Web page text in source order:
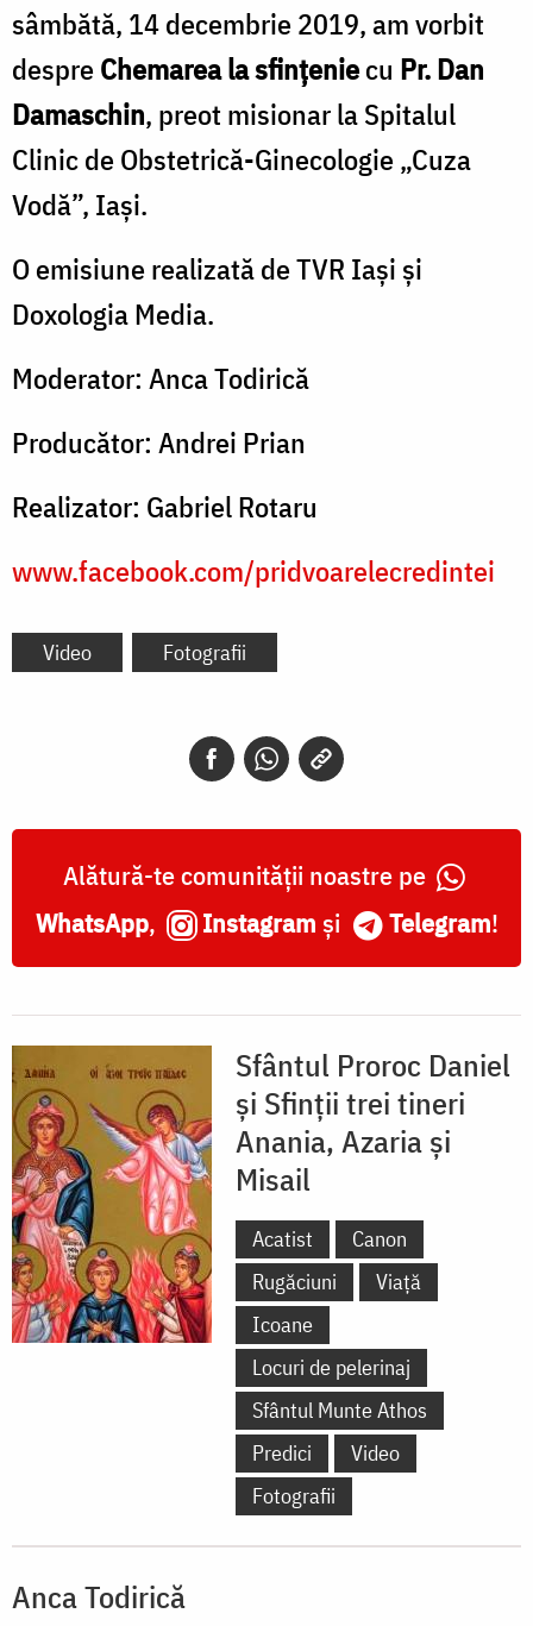
sâmbătă, 14 decembrie 2019, am vorbit
despreChemarea la sfințenie​cu Pr. Dan
Damaschin, preot misionar la Spitalul
Clinic de Obstetrică-Ginecologie „Cuza
Vodă”, Iaşi.
O emisiune realizată de TVR Iaşi şi
Doxologia Media.
Moderator: Anca Todirică
Producător: Andrei Prian
Realizator: Gabriel Rotaru
www.facebook.com/pridvoarelecredintei
Video Fotografii
Alătură-te comunității noastre pe
WhatsApp, Instagram și Telegram!
Sfântul Proroc Daniel
și Sfinții trei tineri
Anania, Azaria și
Misail
Acatist
Canon
Rugăciuni
Viață
Icoane
Locuri de pelerinaj
Sfântul Munte Athos
Predici
Video
Fotografii
Anca Todirică